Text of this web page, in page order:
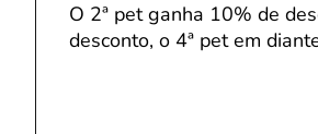
O 2ª pet ganha 10% de
desconto, o 4ª pet em